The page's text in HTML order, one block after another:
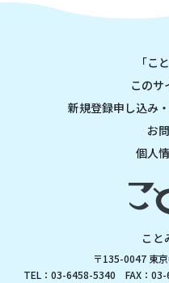
「こ
このサ
新規登録申し込み
お
個人
こと
〒135-0047 東
TEL：03-6458-5340 FAX：